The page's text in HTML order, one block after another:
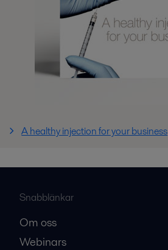
A healthy injection for your business
Snabblänkar
Om oss
Webinars